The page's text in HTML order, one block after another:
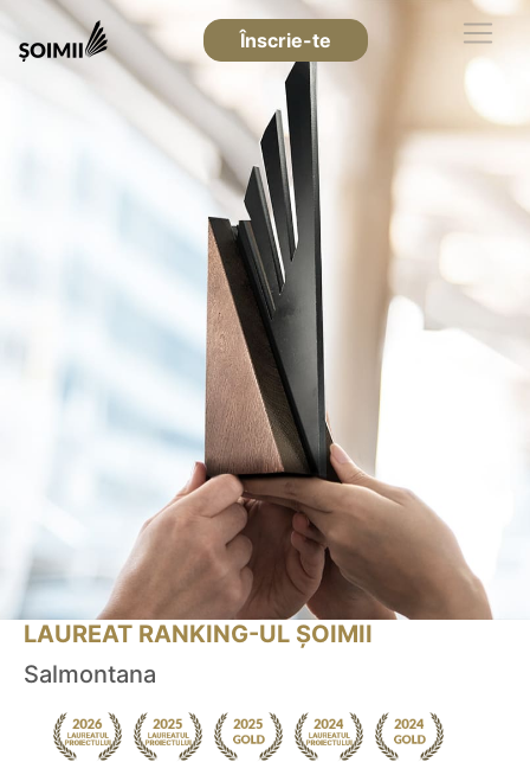
Înscrie-te
LAUREAT RANKING-UL ȘOIMII
Salmontana